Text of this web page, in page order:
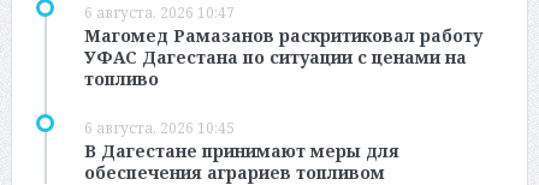
6 августа, 2026 10:47
Магомед Рамазанов раскритиковал работу
УФАС Дагестана по ситуации с ценами на
топливо
6 августа, 2026 10:45
В Дагестане принимают меры для
обеспечения аграриев топливом